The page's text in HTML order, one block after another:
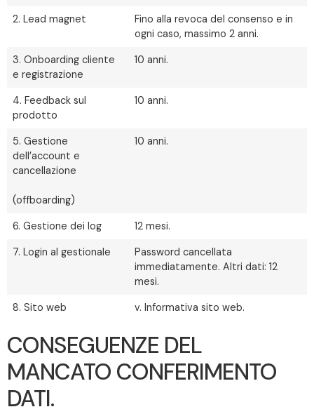
2. Lead magnet
Fino alla revoca del consenso e in
ogni caso, massimo 2 anni.
3. Onboarding cliente
e registrazione
10 anni.
4. Feedback sul
prodotto
10 anni.
5. Gestione
dell’account e
cancellazione
(offboarding)
10 anni.
6. Gestione dei log 12 mesi.
7. Login al gestionale
Password cancellata
immediatamente. Altri dati: 12
mesi.
8. Sito web v. Informativa sito web.
CONSEGUENZE DEL
MANCATO CONFERIMENTO
DATI.